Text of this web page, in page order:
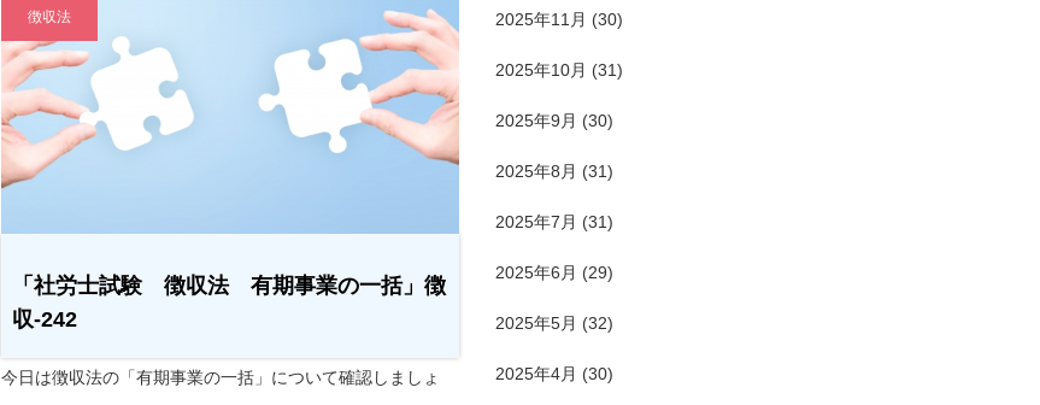
徴収法
「社労士試験 徴収法 有期事業の一括」徴
収-242
今日は徴収法の「有期事業の一括」について確認しましょ
2025年11月 (30)
2025年10月 (31)
2025年9月 (30)
2025年8月 (31)
2025年7月 (31)
2025年6月 (29)
2025年5月 (32)
2025年4月 (30)